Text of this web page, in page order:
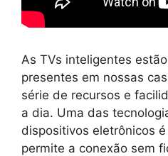
As TVs inteligentes
presentes em nossas
série de recursos e
a dia. Uma das
dispositivos eletrônicos
permite a conexão sem